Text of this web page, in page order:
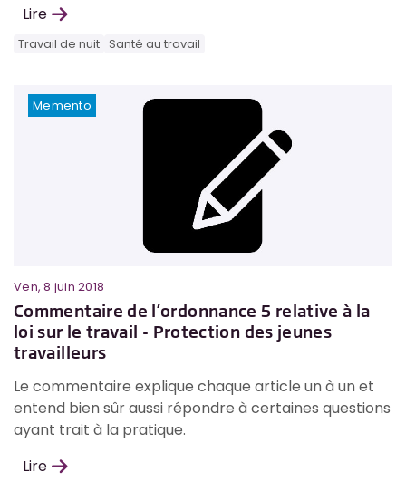
Lire
Travail de nuit Santé au travail
Memento
Ven, 8 juin 2018
Commentaire de l’ordonnance 5 relative à la
loi sur le travail - Protection des jeunes
travailleurs
Le commentaire explique chaque article un à un et
entend bien sûr aussi répondre à certaines questions
ayant trait à la pratique.
Lire